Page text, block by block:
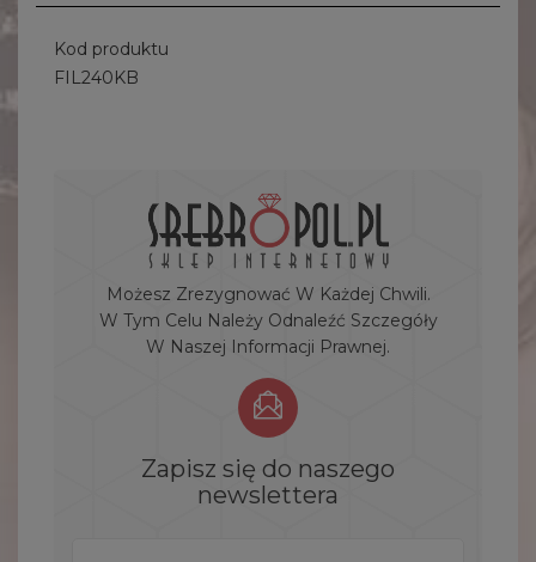
Kod produktu
FIL240KB
Możesz Zrezygnować W Każdej Chwili.
W Tym Celu Należy Odnaleźć Szczegóły
W Naszej Informacji Prawnej.
Zapisz się do naszego
newslettera